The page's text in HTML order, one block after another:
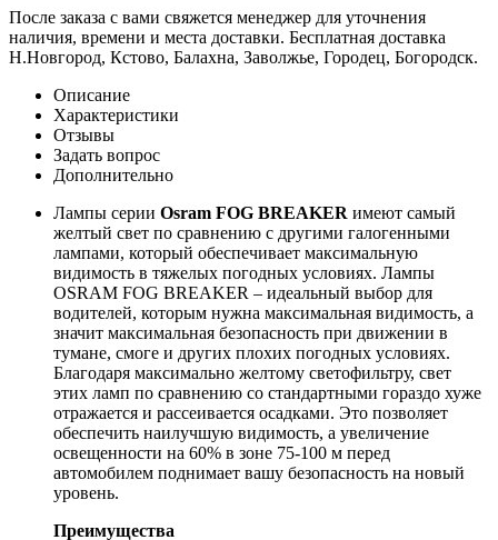
После заказа с вами свяжется менеджер для уточнения
наличия, времени и места доставки. Бесплатная доставка
Н.Новгород, Кстово, Балахна, Заволжье, Городец, Богородск.
Описание
Характеристики
Отзывы
Задать вопрос
Дополнительно
Лампы серии Osram FOG BREAKER имеют самый
желтый свет по сравнению с другими галогенными
лампами, который обеспечивает максимальную
видимость в тяжелых погодных условиях. Лампы
OSRAM FOG BREAKER – идеальный выбор для
водителей, которым нужна максимальная видимость, а
значит максимальная безопасность при движении в
тумане, смоге и других плохих погодных условиях.
Благодаря максимально желтому светофильтру, свет
этих ламп по сравнению со стандартными гораздо хуже
отражается и рассеивается осадками. Это позволяет
обеспечить наилучшую видимость, а увеличение
освещенности на 60% в зоне 75-100 м перед
автомобилем поднимает вашу безопасность на новый
уровень.
Преимущества